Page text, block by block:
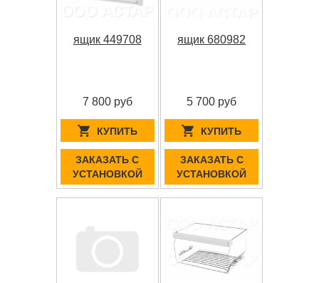
ящик 449708
7 800 руб
КУПИТЬ
ЗАКАЗАТЬ С
УСТАНОВКОЙ
ящик 680982
5 700 руб
КУПИТЬ
ЗАКАЗАТЬ С
УСТАНОВКОЙ